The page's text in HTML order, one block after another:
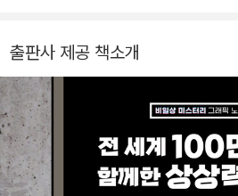
삼국지를 한 번도 안 읽어볼 수는 없
출판사 제공 책소개